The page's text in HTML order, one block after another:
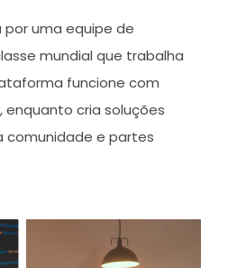
por uma equipe de
mundial que trabalha
funcione com
enquanto cria soluções
comunidade e partes